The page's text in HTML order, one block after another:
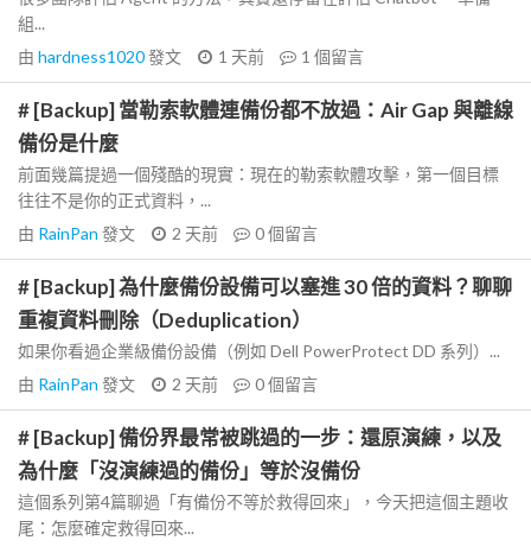
組...
由 hardness1020發文 1 天前 1 個留言
# [Backup] 當勒索軟體連備份都不放過：Air Gap 與離線
備份是什麼
前面幾篇提過一個殘酷的現實：現在的勒索軟體攻擊，第一個目標
往往不是你的正式資料，...
由 RainPan 發文 2 天前 0個留言
# [Backup] 為什麼備份設備可以塞進 30 倍的資料？聊聊
重複資料刪除（Deduplication）
如果你看過企業級備份設備（例如 Dell PowerProtect DD 系列）...
由 RainPan 發文 2 天前 0個留言
# [Backup] 備份界最常被跳過的一步：還原演練，以及
為什麼「沒演練過的備份」等於沒備份
這個系列第4篇聊過「有備份不等於救得回來」，今天把這個主題收
尾：怎麼確定救得回來...